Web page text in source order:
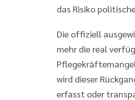
das Risiko
Die offiziell
mehr die real
wird dieser
erfasst oder